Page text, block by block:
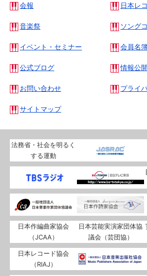
会報 日本レ
音楽祭 ソング
イベント・セミナー 会員名
公式ブログ 情報公開
お問い合わせ プライ
サイトマップ
法務省・社会を明るく
する運動
日本作編曲家協会
（JCAA）
日本芸能実演家団体協
議会 （芸団協）
日本レコード協会
（RIAJ）